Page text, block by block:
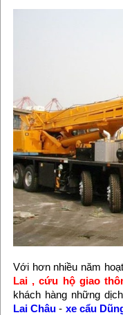
Với hơn nhiều năm
Lai , cứu hộ giao
khách hàng những
Lai Châu - xe cẩu